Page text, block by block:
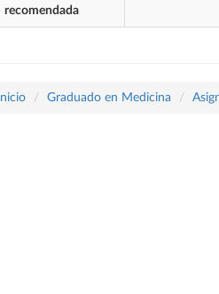
recomendada
Inicio Graduado en Medicina